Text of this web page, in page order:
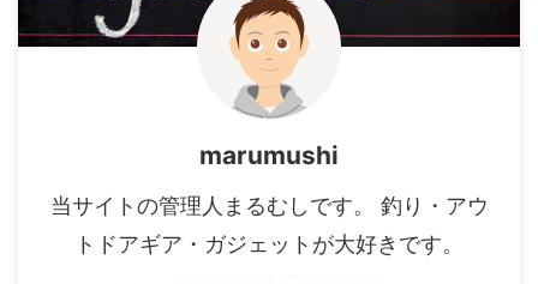
marumushi
当サイトの管理人まるむしです。 釣り・アウ
トドアギア・ガジェットが大好きです。